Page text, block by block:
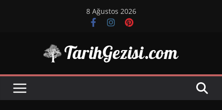
8 Ağustos 2026